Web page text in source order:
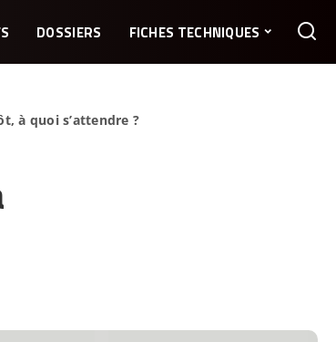
DOSSIERS FICHES TECHNIQUES
à quoi s’attendre ?